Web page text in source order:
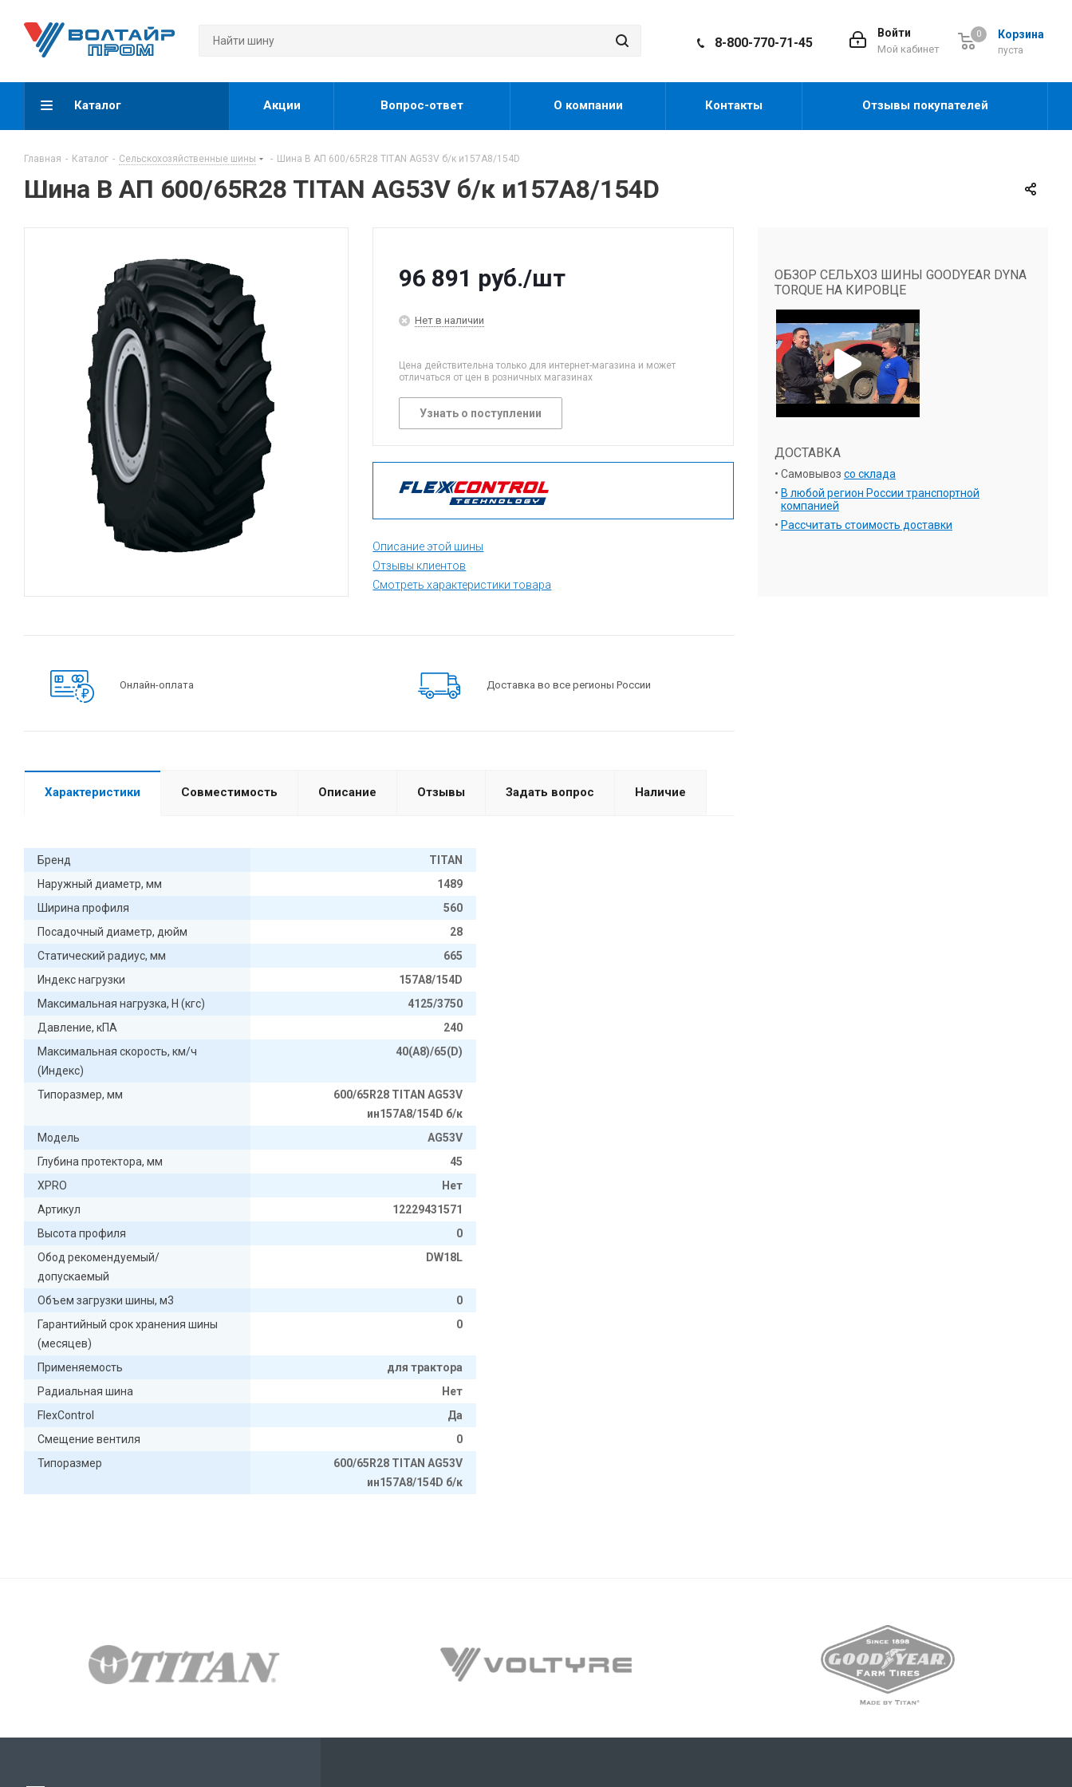
Корзина
пуста
0
Войти
Мой кабинет
8-800-770-71-45
Каталог Акции Вопрос-ответ О компании Контакты Отзывы покупателей
Главная - Каталог - Сельскохозяйственные шины - Шина В АП 600/65R28 TITAN AG53V б/к и157A8/154D
Шина В АП 600/65R28 TITAN AG53V б/к и157A8/154D
96 891 руб./шт
Нет в наличии
Цена действительна только для интернет-магазина и может
отличаться от цен в розничных магазинах
Узнать о поступлении
Описание этой шины
Отзывы клиентов
Смотреть характеристики товара
ОБЗОР СЕЛЬХОЗ ШИНЫ GOODYEAR DYNA
TORQUE НА КИРОВЦЕ
ДОСТАВКА
Самовывоз со склада
В любой регион России транспортной
компанией
Рассчитать стоимость доставки
Онлайн-оплата Доставка во все регионы России
Характеристики Совместимость Описание Отзывы Задать вопрос Наличие
Бренд
TITAN
Наружный диаметр, мм
1489
Ширина профиля
560
Посадочный диаметр, дюйм
28
Статический радиус, мм
665
Индекс нагрузки
157A8/154D
Максимальная нагрузка, Н (кгс)
4125/3750
Давление, кПА
240
Максимальная скорость, км/ч
(Индекс)
40(A8)/65(D)
Типоразмер, мм
600/65R28 TITAN AG53V
ин157A8/154D б/к
Модель
AG53V
Глубина протектора, мм
45
XPRO
Нет
Артикул
12229431571
Высота профиля
0
Обод рекомендуемый/
допускаемый
DW18L
Объем загрузки шины, м3
0
Гарантийный срок хранения шины
(месяцев)
0
Применяемость
для трактора
Радиальная шина
Нет
FlexControl
Да
Смещение вентиля
0
Типоразмер
600/65R28 TITAN AG53V
ин157A8/154D б/к